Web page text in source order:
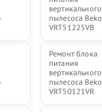
вертикального
пылесоса Beko
VRT51225VB
Ремонт блока
питания
вертикального
пылесоса Beko
VRT50121VR